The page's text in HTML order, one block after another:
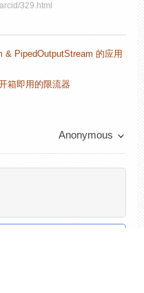
329.html
& PipedOutputStream 的应用
箱即用的限流器
Anonymous